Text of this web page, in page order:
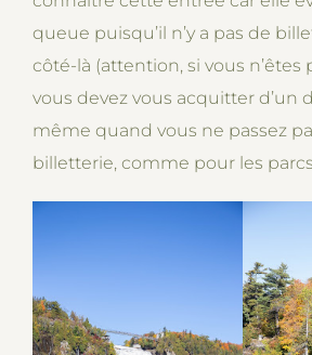
queue puisqu’il n’y a pas de
côté-là (attention, si vous n’êtes
vous devez vous acquitter d’un
même quand vous ne passez
billetterie, comme pour les